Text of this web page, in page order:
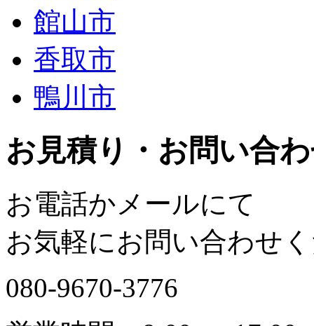
館山市
香取市
鴨川市
お見積り・お問い合
お電話かメールにて
お気軽にお問い合わせ
080-9670-3776